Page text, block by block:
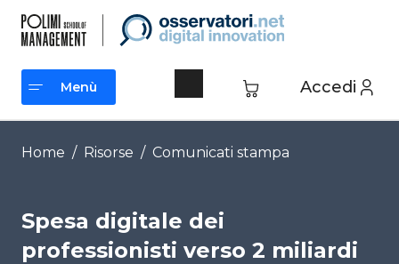
contenuto
Accedi
Menù
Menù
Home / Risorse / Comunicati stampa
Spesa digitale dei
professionisti verso 2 miliardi